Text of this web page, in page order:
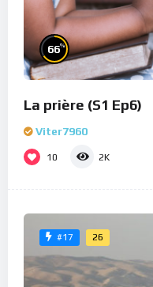
66%
La prière (S1 Ep6)
Viter7960
10 2K
#17 26